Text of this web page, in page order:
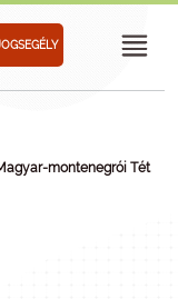
montenegrói Tét